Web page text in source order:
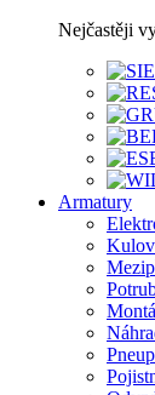
Nejčastěji
Armatury